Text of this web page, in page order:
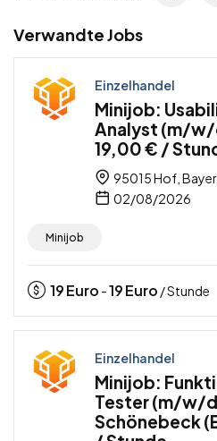
Verwandte Jobs
Einzelhandel
Minijob:
Analyst (m/w/
19,00 € /
95015 Hof,
02/08/2026
Minijob
19Euro -19Euro / Stunde
Einzelhandel
Minijob:
Tester (m/w/
Schönebeck